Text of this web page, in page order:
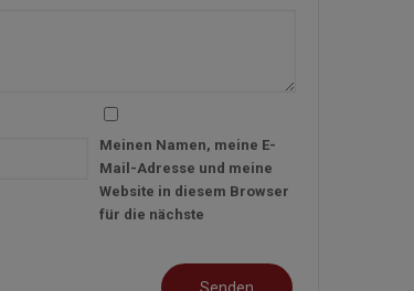
Meinen Namen, meine E-
Mail-Adresse und meine
Website in diesem Browser
für die nächste